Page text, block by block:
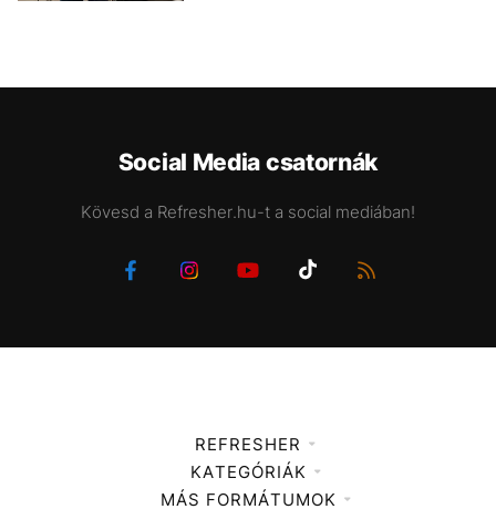
Social Media csatornák
Kövesd a Refresher.hu-t a social mediában!
REFRESHER
Médiaajánlat
KATEGÓRIÁK
Zene
MÁS FORMÁTUMOK